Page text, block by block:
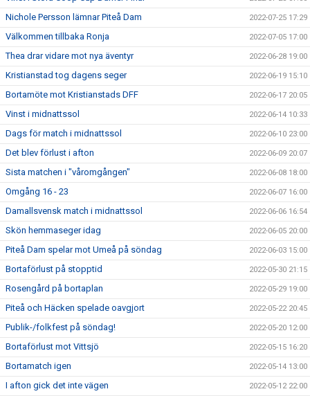
Nichole Persson lämnar Piteå Dam 2022-07-25 17:29
Välkommen tillbaka Ronja 2022-07-05 17:00
Thea drar vidare mot nya äventyr 2022-06-28 19:00
Kristianstad tog dagens seger 2022-06-19 15:10
Bortamöte mot Kristianstads DFF 2022-06-17 20:05
Vinst i midnattssol 2022-06-14 10:33
Dags för match i midnattssol 2022-06-10 23:00
Det blev förlust i afton 2022-06-09 20:07
Sista matchen i "våromgången" 2022-06-08 18:00
Omgång 16 - 23 2022-06-07 16:00
Damallsvensk match i midnattssol 2022-06-06 16:54
Skön hemmaseger idag 2022-06-05 20:00
Piteå Dam spelar mot Umeå på söndag 2022-06-03 15:00
Bortaförlust på stopptid 2022-05-30 21:15
Rosengård på bortaplan 2022-05-29 19:00
Piteå och Häcken spelade oavgjort 2022-05-22 20:45
Publik-/folkfest på söndag! 2022-05-20 12:00
Bortaförlust mot Vittsjö 2022-05-15 16:20
Bortamatch igen 2022-05-14 13:00
I afton gick det inte vägen 2022-05-12 22:00